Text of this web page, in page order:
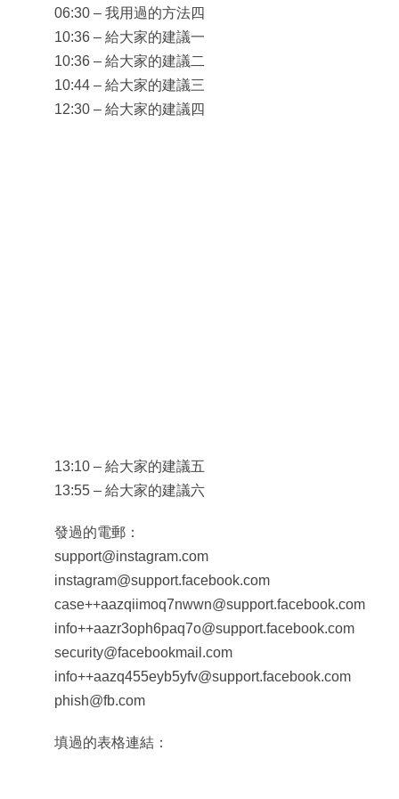
06:30 – 我用過的方法四
10:36 – 給大家的建議一
10:36 – 給大家的建議二
10:44 – 給大家的建議三
12:30 – 給大家的建議四
13:10 – 給大家的建議五
13:55 – 給大家的建議六
發過的電郵：
support@instagram.com
instagram@support.facebook.com
case++aazqiimoq7nwwn@support.facebook.com
info++aazr3oph6paq7o@support.facebook.com
security@facebookmail.com
info++aazq455eyb5yfv@support.facebook.com
phish@fb.com
填過的表格連結：